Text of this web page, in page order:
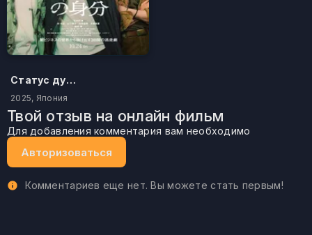
Статус дурака
2025, Япония
Твой отзыв на онлайн фильм
Для добавления комментария вам необходимо
Авторизоваться
Комментариев еще нет. Вы можете стать первым!